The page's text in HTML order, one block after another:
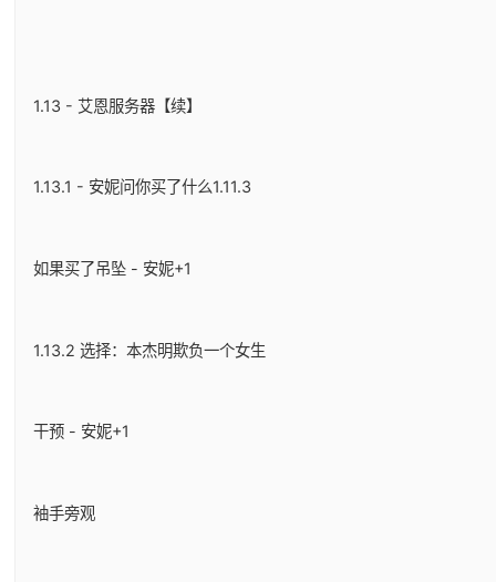
1.13 - 艾恩服务器【续】
1.13.1 - 安妮问你买了什么1.11.3
如果买了吊坠 - 安妮+1
1.13.2 选择：本杰明欺负一个女生
干预 - 安妮+1
袖手旁观